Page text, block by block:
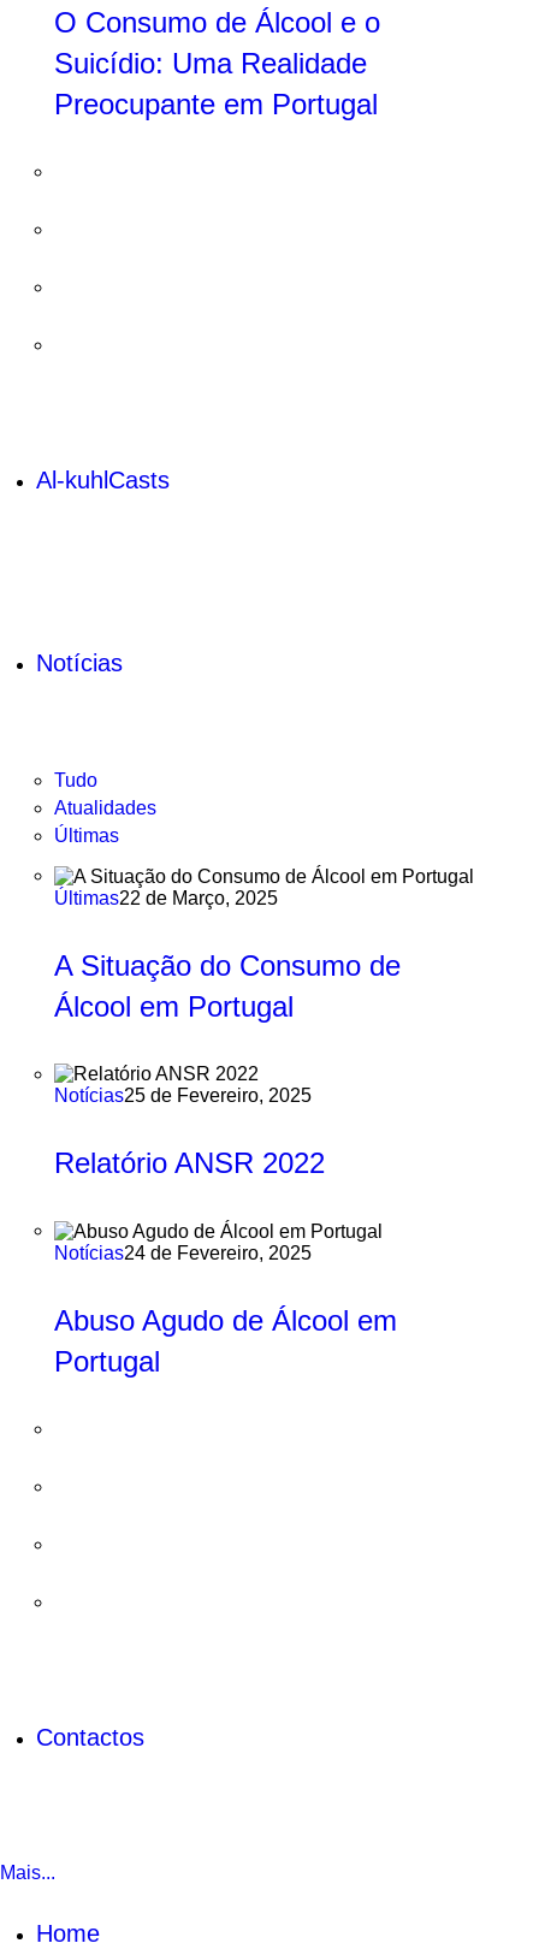
O Consumo de Álcool e o
Suicídio: Uma Realidade
Preocupante em Portugal
Al-kuhlCasts
Notícias
Tudo
Atualidades
Últimas
Últimas22 de Março, 2025
A Situação do Consumo de
Álcool em Portugal
Notícias25 de Fevereiro, 2025
Relatório ANSR 2022
Notícias24 de Fevereiro, 2025
Abuso Agudo de Álcool em
Portugal
Contactos
Mais...
Home